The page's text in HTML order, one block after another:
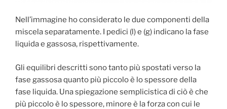
Nell’immagine ho considerato le due componenti della
miscela separatamente. I pedici (l) e (g) indicano la fase
liquida e gassosa, rispettivamente.
Gli equilibri descritti sono tanto più spostati verso la
fase gassosa quanto più piccolo è lo spessore della
fase liquida. Una spiegazione semplicistica di ciò è che
più piccolo è lo spessore, minore è la forza con cui le